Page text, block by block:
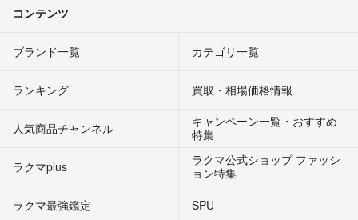
コンテンツ
ブランド一覧 カテゴリ一覧
ランキング 買取・相場価格情報
人気商品チャンネル
キャンペーン一覧・おすすめ
特集
ラクマplus
ラクマ公式ショップ ファッシ
ョン特集
ラクマ最強鑑定
SPU